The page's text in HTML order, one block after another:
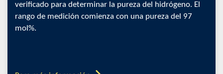
verificado para determinar la pureza del hidrógeno. El
rango de medición comienza con una pureza del 97
mol%.